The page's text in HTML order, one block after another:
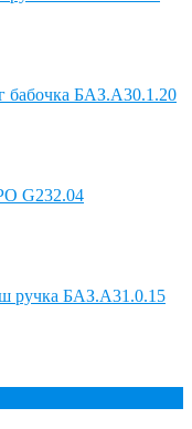
бабочка БАЗ.А30.1.20
G232.04
ручка БАЗ.А31.0.15